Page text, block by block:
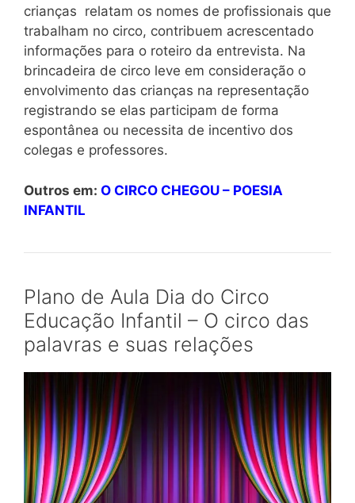
crianças relatam os nomes de profissionais que
trabalham no circo, contribuem acrescentado
informações para o roteiro da entrevista. Na
brincadeira de circo leve em consideração o
envolvimento das crianças na representação
registrando se elas participam de forma
espontânea ou necessita de incentivo dos
colegas e professores.
Outros em: O CIRCO CHEGOU – POESIA
INFANTIL
Plano de Aula Dia do Circo
Educação Infantil – O circo das
palavras e suas relações